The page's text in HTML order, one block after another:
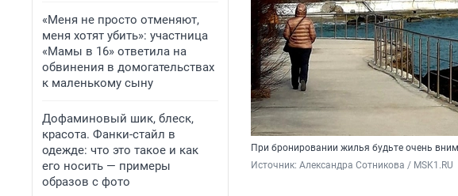
«Меня не просто отменяют,
меня хотят убить»: участница
«Мамы в 16» ответила на
обвинения в домогательствах
к маленькому сыну
Дофаминовый шик, блеск,
красота. Фанки-стайл в
одежде: что это такое и как
его носить — примеры
образов с фото
При бронировании жилья будьте очень
Источник: Александра Сотникова / MSK1.RU